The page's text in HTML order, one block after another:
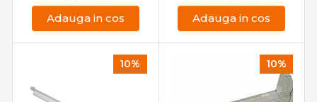
Adauga in cos Adauga in cos
10% 10%